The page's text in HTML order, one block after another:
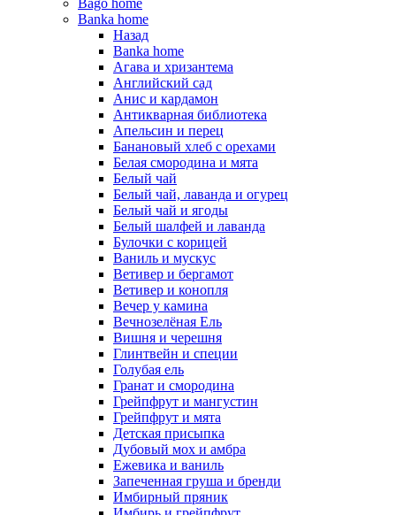
Bago home
Banka home
Назад
Banka home
Агава и хризантема
Английский сад
Анис и кардамон
Антикварная библиотека
Апельсин и перец
Банановый хлеб с орехами
Белая смородина и мята
Белый чай
Белый чай, лаванда и огурец
Белый чай и ягоды
Белый шалфей и лаванда
Булочки с корицей
Ваниль и мускус
Ветивер и бергамот
Ветивер и конопля
Вечер у камина
Вечнозелёная Ель
Вишня и черешня
Глинтвейн и специи
Голубая ель
Гранат и смородина
Грейпфрут и мангустин
Грейпфрут и мята
Детская присыпка
Дубовый мох и амбра
Ежевика и ваниль
Запеченная груша и бренди
Имбирный пряник